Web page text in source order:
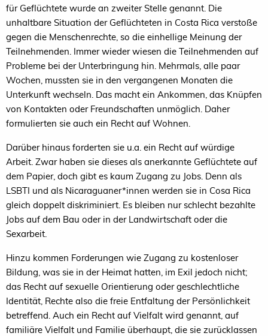
für Geflüchtete wurde an zweiter Stelle genannt. Die
unhaltbare Situation der Geflüchteten in Costa Rica verstoße
gegen die Menschenrechte, so die einhellige Meinung der
Teilnehmenden. Immer wieder wiesen die Teilnehmenden auf
Probleme bei der Unterbringung hin. Mehrmals, alle paar
Wochen, mussten sie in den vergangenen Monaten die
Unterkunft wechseln. Das macht ein Ankommen, das Knüpfen
von Kontakten oder Freundschaften unmöglich. Daher
formulierten sie auch ein Recht auf Wohnen.
Darüber hinaus forderten sie u.a. ein Recht auf würdige
Arbeit. Zwar haben sie dieses als anerkannte Geflüchtete auf
dem Papier, doch gibt es kaum Zugang zu Jobs. Denn als
LSBTI und als Nicaraguaner*innen werden sie in Cosa Rica
gleich doppelt diskriminiert. Es bleiben nur schlecht bezahlte
Jobs auf dem Bau oder in der Landwirtschaft oder die
Sexarbeit.
Hinzu kommen Forderungen wie Zugang zu kostenloser
Bildung, was sie in der Heimat hatten, im Exil jedoch nicht;
das Recht auf sexuelle Orientierung oder geschlechtliche
Identität, Rechte also die freie Entfaltung der Persönlichkeit
betreffend. Auch ein Recht auf Vielfalt wird genannt, auf
familiäre Vielfalt und Familie überhaupt, die sie zurücklassen